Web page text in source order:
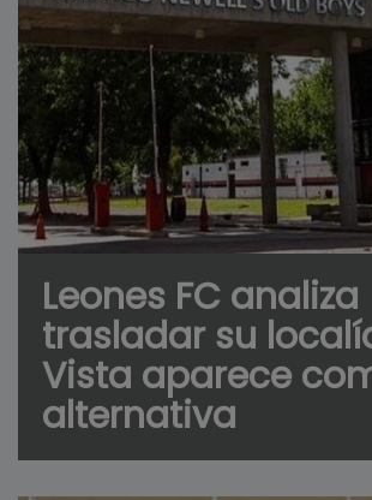
Leones FC analiza
trasladar su
Vista aparece
alternativa